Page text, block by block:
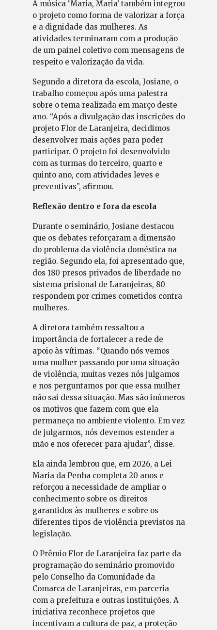
A música ‘Maria, Maria’ também integrou
o projeto como forma de valorizar a força
e a dignidade das mulheres. As
atividades terminaram com a produção
de um painel coletivo com mensagens de
respeito e valorização da vida.
Segundo a diretora da escola, Josiane, o
trabalho começou após uma palestra
sobre o tema realizada em março deste
ano. “Após a divulgação das inscrições do
projeto Flor de Laranjeira, decidimos
desenvolver mais ações para poder
participar. O projeto foi desenvolvido
com as turmas do terceiro, quarto e
quinto ano, com atividades leves e
preventivas”, afirmou.
Reflexão dentro e fora da escola
Durante o seminário, Josiane destacou
que os debates reforçaram a dimensão
do problema da violência doméstica na
região. Segundo ela, foi apresentado que,
dos 180 presos privados de liberdade no
sistema prisional de Laranjeiras, 80
respondem por crimes cometidos contra
mulheres.
A diretora também ressaltou a
importância de fortalecer a rede de
apoio às vítimas. “Quando nós vemos
uma mulher passando por uma situação
de violência, muitas vezes nós julgamos
e nos perguntamos por que essa mulher
não sai dessa situação. Mas são inúmeros
os motivos que fazem com que ela
permaneça no ambiente violento. Em vez
de julgarmos, nós devemos estender a
mão e nos oferecer para ajudar”, disse.
Ela ainda lembrou que, em 2026, a Lei
Maria da Penha completa 20 anos e
reforçou a necessidade de ampliar o
conhecimento sobre os direitos
garantidos às mulheres e sobre os
diferentes tipos de violência previstos na
legislação.
O Prêmio Flor de Laranjeira faz parte da
programação do seminário promovido
pelo Conselho da Comunidade da
Comarca de Laranjeiras, em parceria
com a prefeitura e outras instituições. A
iniciativa reconhece projetos que
incentivam a cultura de paz, a proteção